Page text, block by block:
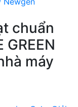
chuẩn
GREEN
máy